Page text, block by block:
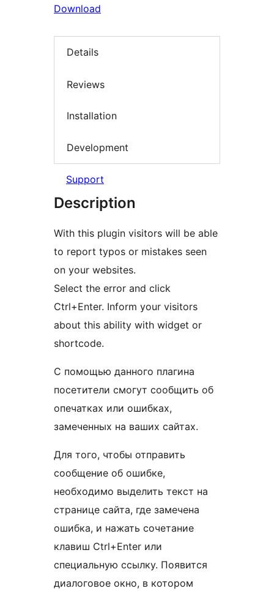
Download
Details
Reviews
Installation
Development
Support
Description
With this plugin visitors will be able
to report typos or mistakes seen
on your websites.
Select the error and click
Ctrl+Enter. Inform your visitors
about this ability with widget or
shortcode.
С помощью данного плагина
посетители смогут сообщить об
опечатках или ошибках,
замеченных на ваших сайтах.
Для того, чтобы отправить
сообщение об ошибке,
необходимо выделить текст на
странице сайта, где замечена
ошибка, и нажать сочетание
клавиш Ctrl+Enter или
специальную ссылку. Появится
диалоговое окно, в котором